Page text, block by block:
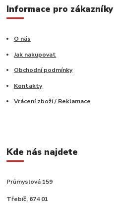
Informace pro zákazníky
O nás
Jak nakupovat
Obchodní podmínky
Kontakty
Vrácení zboží / Reklamace
Kde nás najdete
Průmyslová 159
Třebíč, 674 01